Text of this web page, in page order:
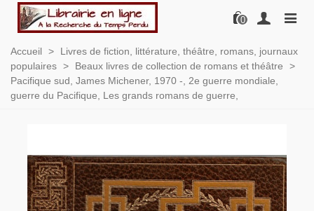
0
Accueil >
Livres de fiction, littérature, théâtre, romans, journaux
populaires > Beaux livres de collection de romans et théâtre
>
Pacifique sud, James Michener, 1970 -, 2e guerre mondiale,
guerre du Pacifique, Les grands romans de guerre,